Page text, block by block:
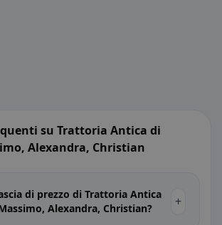
su Trattoria Antica di
Alexandra, Christian
di prezzo di Trattoria Antica
Alexandra, Christian?
+